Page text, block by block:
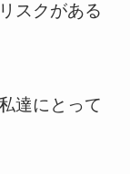
スクがある
達にとって